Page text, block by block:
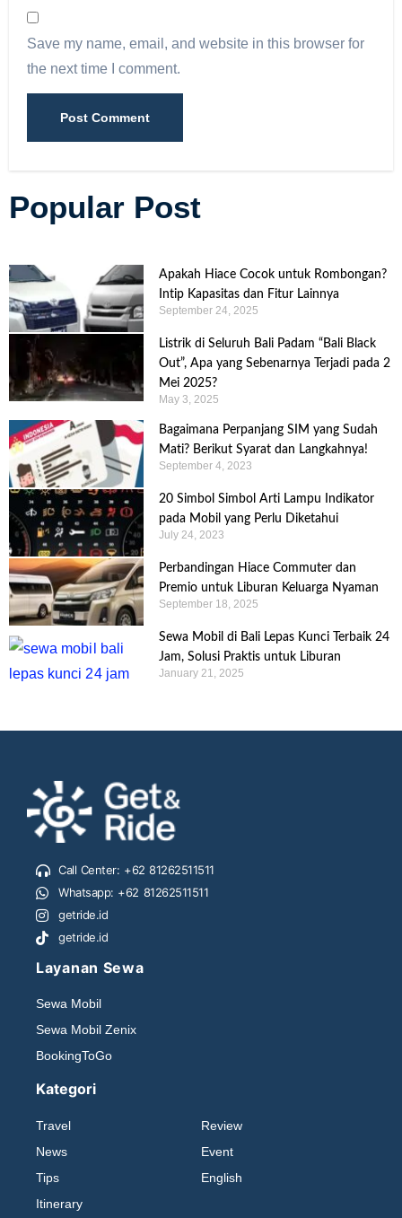
Save my name, email, and website in this browser for
the next time I comment.
Popular Post
Apakah Hiace Cocok untuk Rombongan?
Intip Kapasitas dan Fitur Lainnya
September 24, 2025
Listrik di Seluruh Bali Padam “Bali Black
Out”, Apa yang Sebenarnya Terjadi pada 2
Mei 2025?
May 3, 2025
Bagaimana Perpanjang SIM yang Sudah
Mati? Berikut Syarat dan Langkahnya!
September 4, 2023
20 Simbol Simbol Arti Lampu Indikator
pada Mobil yang Perlu Diketahui
July 24, 2023
Perbandingan Hiace Commuter dan
Premio untuk Liburan Keluarga Nyaman
September 18, 2025
Sewa Mobil di Bali Lepas Kunci Terbaik 24
Jam, Solusi Praktis untuk Liburan
January 21, 2025
Call Center: +62 81262511511
Whatsapp: +62 81262511511
getride.id
getride.id
Layanan Sewa
Sewa Mobil
Sewa Mobil Zenix
BookingToGo
Kategori
Travel
News
Tips
Itinerary
Review
Event
English